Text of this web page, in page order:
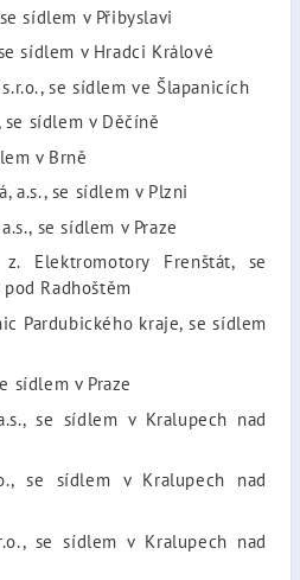
sídlem v Přibyslavi
sídlem v Hradci Králové
se sídlem ve Šlapanicích
se sídlem v Děčíně
v Brně
a.s., se sídlem v Plzni
se sídlem v Praze
Elektromotory Frenštát, se
Radhoštěm
Pardubického kraje, se sídlem
sídlem v Praze
se sídlem v Kralupech nad
se sídlem v Kralupech nad
se sídlem v Kralupech nad